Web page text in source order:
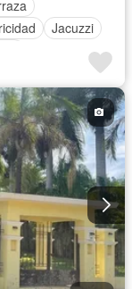
Jacuzzi